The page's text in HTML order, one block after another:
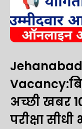
अच्छी खबर
परीक्षा